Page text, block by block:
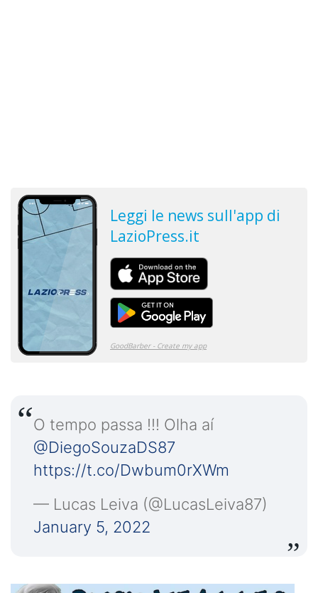
O tempo passa !!! Olha aí
@DiegoSouzaDS87
https://t.co/Dwbum0rXWm
— Lucas Leiva (@LucasLeiva87)
January 5, 2022